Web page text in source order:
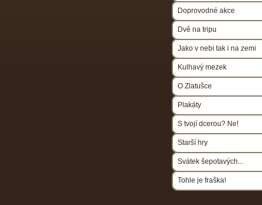
Doprovodné akce
Dvě na tripu
Jako v nebi tak i na zemi
Kulhavý mezek
O Zlatušce
Plakáty
S tvojí dcerou? Ne!
Starší hry
Svátek šepotavých...
Tohle je fraška!